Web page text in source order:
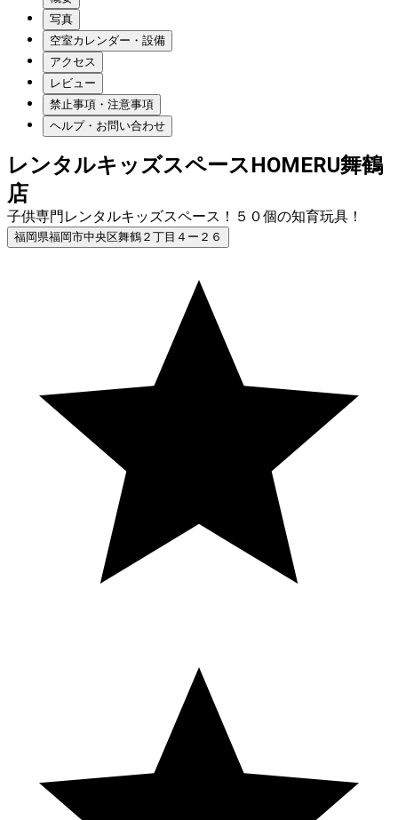
写真
空室カレンダー・設備
アクセス
レビュー
禁止事項・注意事項
ヘルプ・お問い合わせ
レンタルキッズスペースHOMERU舞鶴
店
子供専門レンタルキッズスペース！５０個の知育玩具！
福岡県福岡市中央区舞鶴２丁目４ー２６